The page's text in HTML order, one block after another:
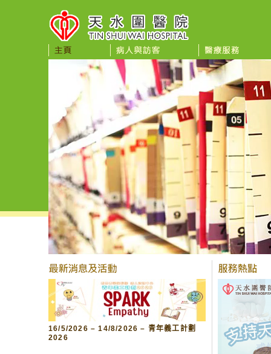
16/5/2026 – 14/8/2026 – 青年義工計劃
2026